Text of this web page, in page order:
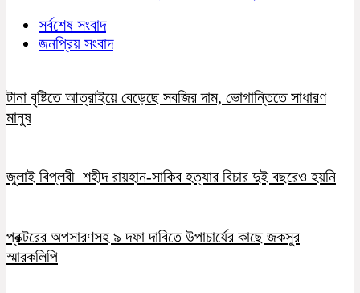
সর্বশেষ সংবাদ
জনপ্রিয় সংবাদ
টানা বৃষ্টিতে আত্রাইয়ে বেড়েছে সবজির দাম, ভোগান্তিতে সাধারণ
মানুষ
জুলাই বিপ্লবী শহীদ রায়হান-সাকিব হত্যার বিচার দুই বছরেও হয়নি
প্রক্টরের অপসারণসহ ৯ দফা দাবিতে উপাচার্যের কাছে জকসুর
স্মারকলিপি